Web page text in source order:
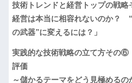
技術トレンドと経営トップの戦
経営は本当に相容れないのか？
の武器”に変えるには？」
実践的な技術戦略の立て方その
評価
～儲かるテーマをどう見極めるの